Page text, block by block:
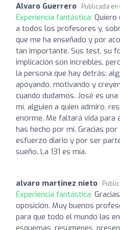
Alvaro Guerrero Publicada en
Experiencia fantástica: Quiero
a todos los profesores y,
que me ha enseñado y por
tan importante. Sus test, su
implicación son increíbles,
la persona que hay detrás:
apoyando, motivando y
cuando dudamos. José es
mí, alguien a quien admiro,
enorme. Me faltará vida para
has hecho por mi. Gracias
esfuerzo diario y por ser
sueño. La 131 es mía.
alvaro martinez nieto
Experiencia fantástica:
oposición. Muy buenos
para que todo el mundo las
esquemas, resúmenes,